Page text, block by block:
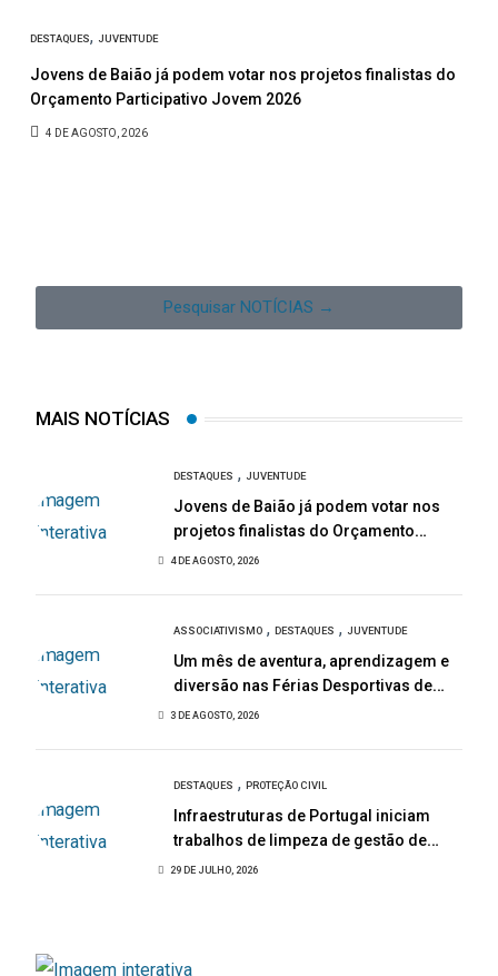
DESTAQUES, JUVENTUDE
Jovens de Baião já podem votar nos projetos finalistas do
Orçamento Participativo Jovem 2026
4 DE AGOSTO, 2026
Pesquisar NOTÍCIAS →
MAIS NOTÍCIAS
DESTAQUES , JUVENTUDE
Jovens de Baião já podem votar nos
projetos finalistas do Orçamento
Participativo Jovem 2026
4 DE AGOSTO, 2026
ASSOCIATIVISMO , DESTAQUES , JUVENTUDE
Um mês de aventura, aprendizagem e
diversão nas Férias Desportivas de
Baião
3 DE AGOSTO, 2026
DESTAQUES , PROTEÇÃO CIVIL
Infraestruturas de Portugal iniciam
trabalhos de limpeza de gestão de
combustível na EN108
29 DE JULHO, 2026